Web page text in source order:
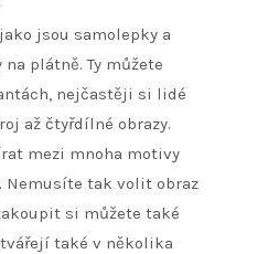
jsou samolepky a
plátně. Ty můžete
nejčastěji si lidé
až čtyřdílné obrazy.
mezi mnoha motivy
tak volit obraz
si můžete také
také v několika